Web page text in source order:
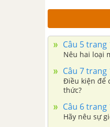
Câu 5 trang
Nêu hai loại
Câu 7 trang
Điều kiện để
thức?
Câu 6 trang
Hãy nêu sự